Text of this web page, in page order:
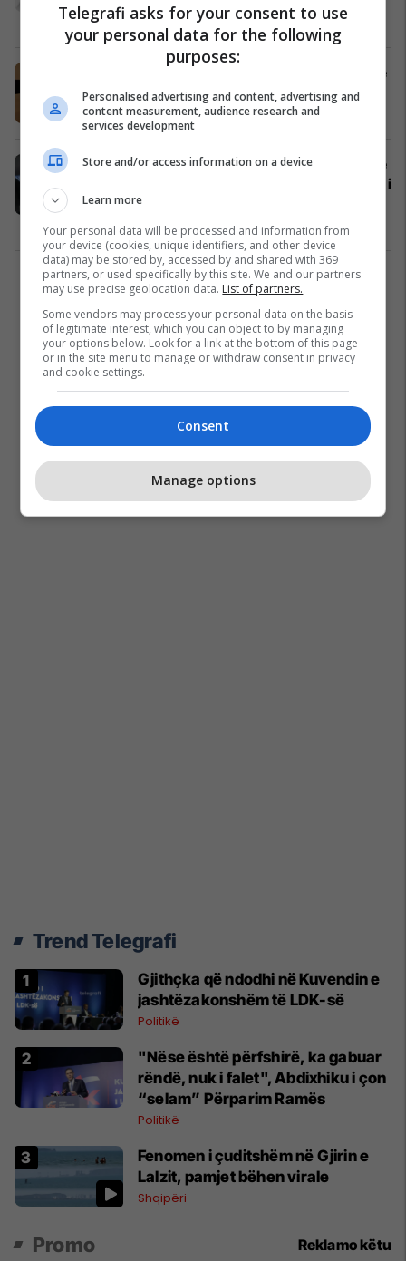
Paisjet Smart 20/11/2025
Meta po investon miliarda dollarë në
syze inteligjente
AI 13/07/2025
Shefi i teknologjisë në Meta thotë se
syzet inteligjente do të jenë telefoni i
ardhshëm inteligjent - por mos e
prisni së shpejti
AI 08/06/2025
1
Trend Telegrafi
Gjithçka që ndodhi në Kuvendin e
jashtëzakonshëm të LDK-së
Politikë
"Nëse është përfshirë, ka gabuar
rëndë, nuk i falet", Abdixhiku i çon
“selam” Përparim Ramës
Politikë
Fenomen i çuditshëm në Gjirin e
Lalzit, pamjet bëhen virale
Shqipëri
Promo Reklamo këtu
Telegrafi asks for your consent to use
your personal data for the following
purposes:
Personalised advertising and content, advertising and
content measurement, audience research and
services development
Store and/or access information on a device
Learn more
Your personal data will be processed and information from
your device (cookies, unique identifiers, and other device
data) may be stored by, accessed by and shared with 369
partners, or used specifically by this site. We and our partners
may use precise geolocation data. List of partners.
Some vendors may process your personal data on the basis
of legitimate interest, which you can object to by managing
your options below. Look for a link at the bottom of this page
or in the site menu to manage or withdraw consent in privacy
and cookie settings.
Consent
Manage options